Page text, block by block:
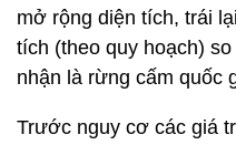
mở rộng diện tích, trái
tích (theo quy hoạch)
nhận là rừng cấm quốc
Trước nguy cơ các giá